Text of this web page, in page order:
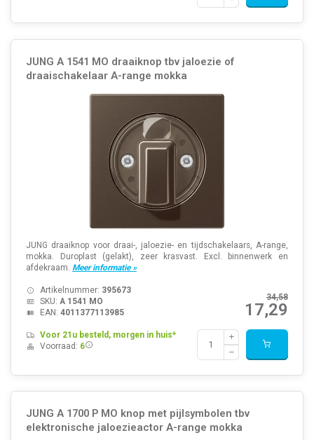
JUNG A 1541 MO draaiknop tbv jaloezie of
draaischakelaar A-range mokka
JUNG draaiknop voor draai-, jaloezie- en tijdschakelaars, A-range,
mokka. Duroplast (gelakt), zeer krasvast. Excl. binnenwerk en
afdekraam. Meer informatie »
34,58
17,29
Artikelnummer: 395673
SKU: A 1541 MO
EAN: 4011377113985
Voor 21u besteld, morgen in huis*
Voorraad: 6
JUNG A 1700 P MO knop met pijlsymbolen tbv
elektronische jaloezieactor A-range mokka